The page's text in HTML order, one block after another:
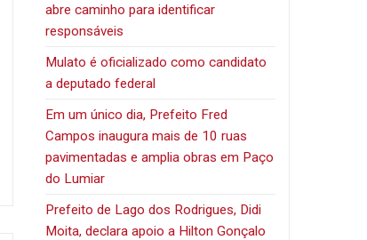
abre caminho para identificar
responsáveis
Mulato é oficializado como candidato
a deputado federal
Em um único dia, Prefeito Fred
Campos inaugura mais de 10 ruas
pavimentadas e amplia obras em Paço
do Lumiar
Prefeito de Lago dos Rodrigues, Didi
Moita, declara apoio a Hilton Gonçalo